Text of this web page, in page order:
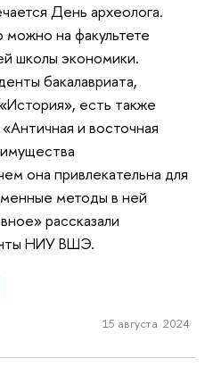
День археолога.
на факультете
школы экономики.
бакалавриата,
есть также
и восточная
она привлекательна для
методы в ней
рассказали
НИУ ВШЭ.
15 августа 2024